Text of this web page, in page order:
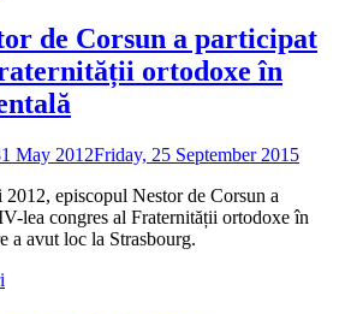
de Corsun a participat
ortodoxe în
May 2012Friday, 25 September 2015
episcopul Nestor de Corsun a
lea congres al Fraternității ortodoxe în
a avut loc la Strasbourg.